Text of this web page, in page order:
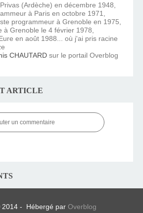
(Ardèche) en décembre 1948,
à Paris en octobre 1971,
programmeur à Grenoble en 1975,
à Grenoble le 4 février 1978,
en août 1988... où j'ai pris racine
CHAUTARD sur le portail Overblog
ARTICLE
un commentaire
2014 - Hébergé par Overblog